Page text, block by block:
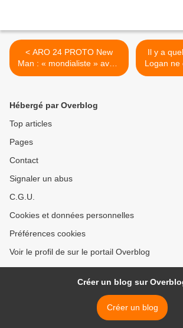
< ARO 24 PROTO New
Man : « mondialiste » avant
l’heure.
Il y a
Logan ne
n’en
Hébergé par Overblog
Top articles
Pages
Contact
Signaler un abus
C.G.U.
Cookies et données personnelles
Préférences cookies
Voir le profil de sur le portail Overblog
Créer un blog sur
Créer un blog